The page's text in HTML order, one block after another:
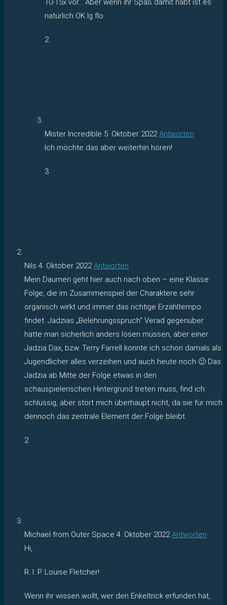
10-15x vor… Aber wenn ihr Spaß damit habt ist es
natürlich OK lg flo
2
Mister Incredible 5. Oktober 2022 Antworten
Ich möchte das aber weiterhin hören!
3
Nils 4. Oktober 2022 Antworten
Mein Daumen geht hier auch nach oben – eine Klasse
Folge, die im Zusammenspiel der Charaktere sehr
organisch wirkt und immer das richtige Erzähltempo
findet. Jadzias „Belehrungsspruch“ Verad gegenüber
hätte man sicherlich anders lösen müssen, aber einer
Jadzia Dax, bzw. Terry Farrell konnte ich schon damals als
Jugendlicher alles verzeihen und auch heute noch 🙂 Das
Jadzia ab Mitte der Folge etwas in den
schauspielerischen Hintergrund treten muss, find ich
schlüssig, aber stört mich überhaupt nicht, da sie für mich
dennoch das zentrale Element der Folge bleibt.
2
Michael from Outer Space 4. Oktober 2022 Antworten
Hi,
R. I. P. Louise Fletcher!
Wenn ihr wissen wollt, wer den Enkeltrick erfunden hat,